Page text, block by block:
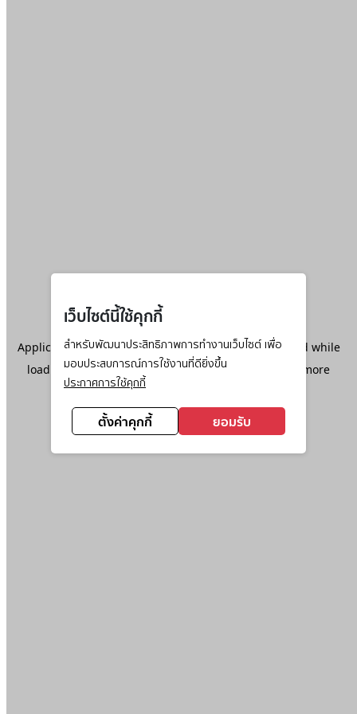
เว็บไซต์นี้ใช้คุกกี้
สำหรับพัฒนาประสิทธิภาพการทำงานเว็บไซต์ เพื่อ
มอบประสบการณ์การใช้งานที่ดียิ่งขึ้น
ประกาศการใช้คุกกี้
ตั้งค่าคุกกี้ ยอมรับ
Application error: aclient-side exception has occurred while
loadingwww.ktc.co.th(see the browser console
for more
information).